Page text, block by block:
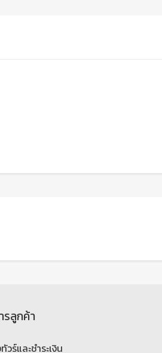
รลูกค้า
วร์และชำระเงิน